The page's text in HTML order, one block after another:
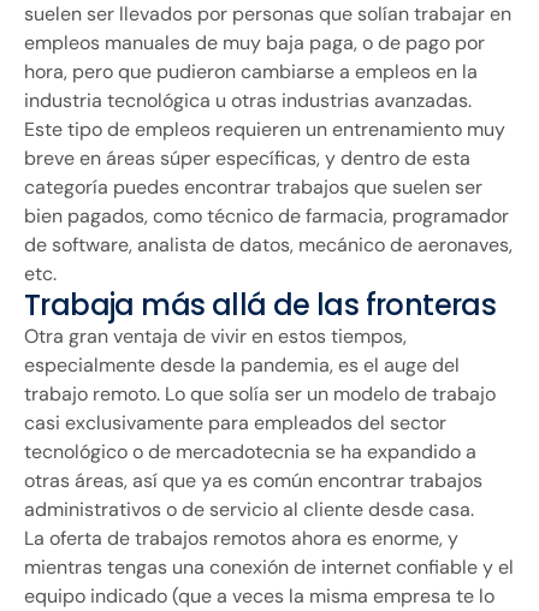
suelen ser llevados por personas que solían trabajar en
empleos manuales de muy baja paga, o de pago por
hora, pero que pudieron cambiarse a empleos en la
industria tecnológica u otras industrias avanzadas.
Este tipo de empleos requieren un entrenamiento muy
breve en áreas súper específicas, y dentro de esta
categoría puedes encontrar trabajos que suelen ser
bien pagados, como técnico de farmacia, programador
de software, analista de datos, mecánico de aeronaves,
etc.
Trabaja más allá de las fronteras
Otra gran ventaja de vivir en estos tiempos,
especialmente desde la pandemia, es el auge del
trabajo remoto. Lo que solía ser un modelo de trabajo
casi exclusivamente para empleados del sector
tecnológico o de mercadotecnia se ha expandido a
otras áreas, así que ya es común encontrar trabajos
administrativos o de servicio al cliente desde casa.
La oferta de trabajos remotos ahora es enorme, y
mientras tengas una conexión de internet confiable y el
equipo indicado (que a veces la misma empresa te lo